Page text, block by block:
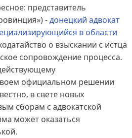
представитель
-донецкий адвокат
в области
о взыскании с истца
сопровождение процесса.
официальном решении
в свете новых
сборам с адвокатской
может оказаться